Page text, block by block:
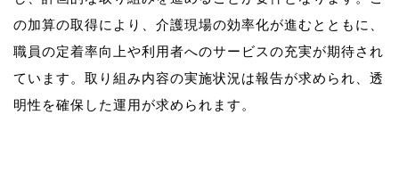
の加算の取得により、介護現場の効率化が進むとともに、
職員の定着率向上や利用者へのサービスの充実が期待され
ています。取り組み内容の実施状況は報告が求められ、透